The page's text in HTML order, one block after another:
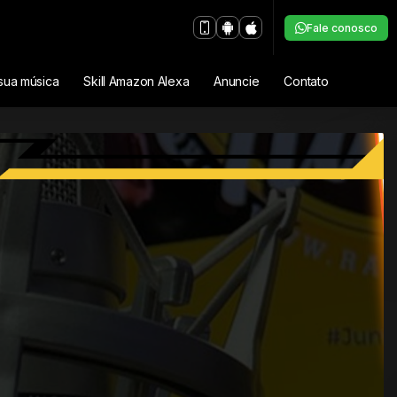
Fale conosco
música Skill Amazon Alexa Anuncie Contato